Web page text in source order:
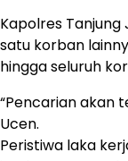
Kapolres
satu korban
hingga seluruh
“Pencarian akan
Ucen.
Peristiwa laka